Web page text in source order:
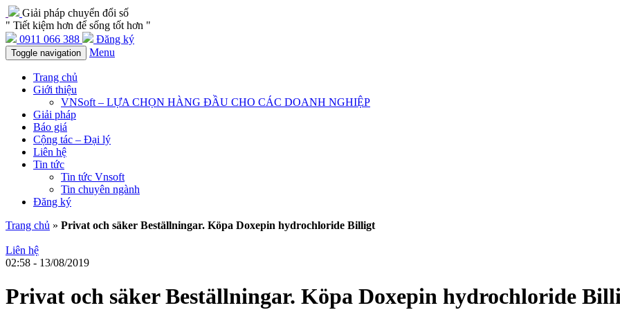
Giải pháp chuyển đổi số
" Tiết kiệm hơn để sống tốt hơn "
0911 066 388
Đăng ký
Toggle navigation Menu
Trang chủ
Giới thiệu
VNSoft – LỰA CHỌN HÀNG ĐẦU CHO CÁC DOANH NGHIỆP
Giải pháp
Báo giá
Cộng tác – Đại lý
Liên hệ
Tin tức
Tin tức Vnsoft
Tin chuyên ngành
Đăng ký
Trang chủ » Privat och säker Beställningar. Köpa Doxepin hydrochloride Billigt
Liên hệ
02:58 - 13/08/2019
Privat och säker Beställningar. Köpa Doxepin hydrochloride